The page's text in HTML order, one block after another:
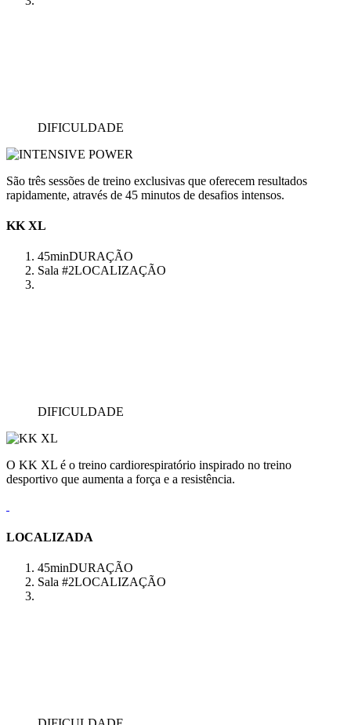
DIFICULDADE
São três sessões de treino exclusivas que oferecem resultados
rapidamente, através de 45 minutos de desafios intensos.
KK XL
45minDURAÇÃO
Sala #2LOCALIZAÇÃO
DIFICULDADE
O KK XL é o treino cardiorespiratório inspirado no treino
desportivo que aumenta a força e a resistência.
LOCALIZADA
45minDURAÇÃO
Sala #2LOCALIZAÇÃO